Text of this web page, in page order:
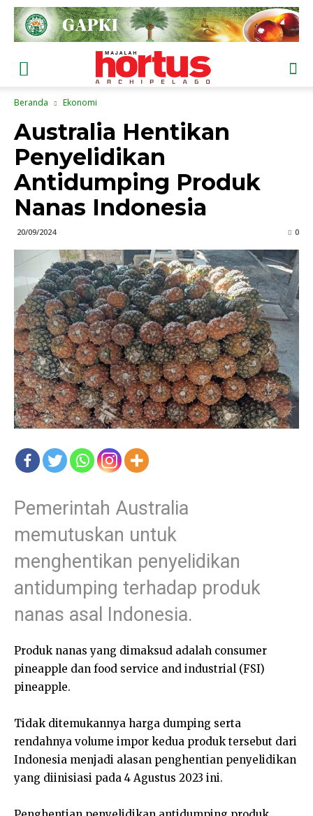
Beranda Ekonomi
Australia Hentikan
Penyelidikan
Antidumping Produk
Nanas Indonesia
20/09/2024 0
Pemerintah Australia
memutuskan untuk
menghentikan penyelidikan
antidumping terhadap produk
nanas asal Indonesia.
Produk nanas yang dimaksud adalah consumer
pineapple dan food service and industrial (FSI)
pineapple.
Tidak ditemukannya harga dumping serta
rendahnya volume impor kedua produk tersebut dari
Indonesia menjadi alasan penghentian penyelidikan
yang diinisiasi pada 4 Agustus 2023 ini.